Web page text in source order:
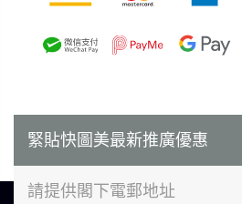
緊貼快圖美最新推廣優惠